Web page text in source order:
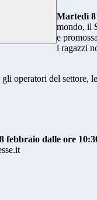
Martedì 8
mondo, il
e
i ragazzi
operatori del settore,
febbraio dalle ore